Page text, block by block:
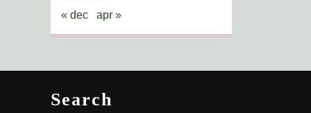
« dec apr »
Search